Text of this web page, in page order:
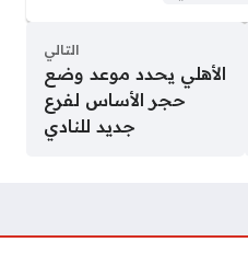
التالي
الأهلي يحدد موعد وضع
حجر الأساس لفرع
جديد للنادي